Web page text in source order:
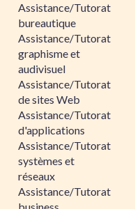
Assistance/Tutorat
bureautique
Assistance/Tutorat
graphisme et
audivisuel
Assistance/Tutorat
de sites Web
Assistance/Tutorat
d'applications
Assistance/Tutorat
systèmes et
réseaux
Assistance/Tutorat